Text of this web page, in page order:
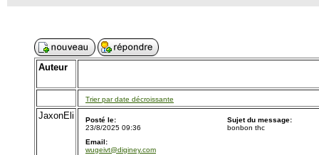
Auteur
Trier par date décroissante
JaxonEli
Posté le:
23/8/2025 09:36
Sujet du message:
bonbon thc
Email:
wugeivt@diginey.com